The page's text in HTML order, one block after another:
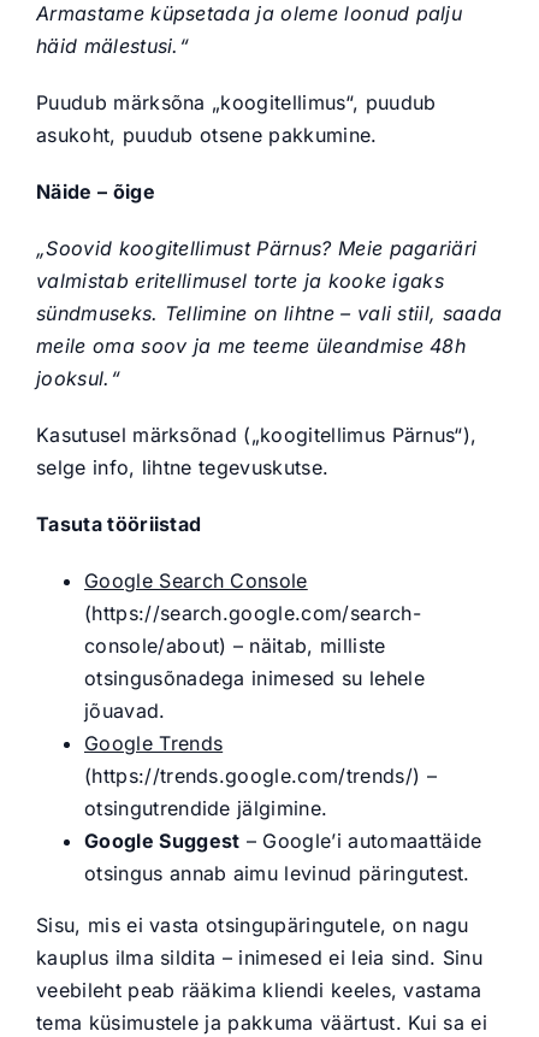
Armastame küpsetada ja oleme loonud palju
häid mälestusi.“
Puudub märksõna „koogitellimus“, puudub
asukoht, puudub otsene pakkumine.
Näide – õige
„Soovid koogitellimust Pärnus? Meie pagariäri
valmistab eritellimusel torte ja kooke igaks
sündmuseks. Tellimine on lihtne – vali stiil, saada
meile oma soov ja me teeme üleandmise 48h
jooksul.“
Kasutusel märksõnad („koogitellimus Pärnus“),
selge info, lihtne tegevuskutse.
Tasuta tööriistad
Google Search Console
(https://search.google.com/search-
console/about) – näitab, milliste
otsingusõnadega inimesed su lehele
jõuavad.
Google Trends
(https://trends.google.com/trends/) –
otsingutrendide jälgimine.
Google Suggest – Google’i automaattäide
otsingus annab aimu levinud päringutest.
Sisu, mis ei vasta otsingupäringutele, on nagu
kauplus ilma sildita – inimesed ei leia sind. Sinu
veebileht peab rääkima kliendi keeles, vastama
tema küsimustele ja pakkuma väärtust. Kui sa ei